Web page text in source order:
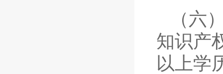
（六
知识产
以上学